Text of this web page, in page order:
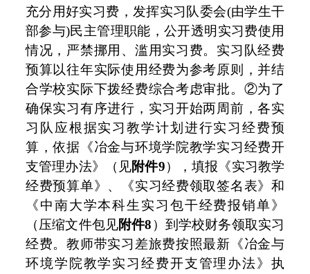
充分用好实习费，发挥实习队委会(由学生干
部参与)民主管理职能，公开透明实习费使用
情况，严禁挪用、滥用实习费。实习队经费
预算以往年实际使用经费为参考原则，并结
合学校实际下拨经费综合考虑审批。②为了
确保实习有序进行，实习开始两周前，各实
习队应根据实习教学计划进行实习经费预
算，依据《冶金与环境学院教学实习经费开
支管理办法》（见附件9），填报《实习教学
经费预算单》、《实习经费领取签名表》和
《中南大学本科生实习包干经费报销单》
（压缩文件包见附件8 ）到学校财务领取实习
经费。教师带实习差旅费按照最新《冶金与
环境学院教学实习经费开支管理办法》执